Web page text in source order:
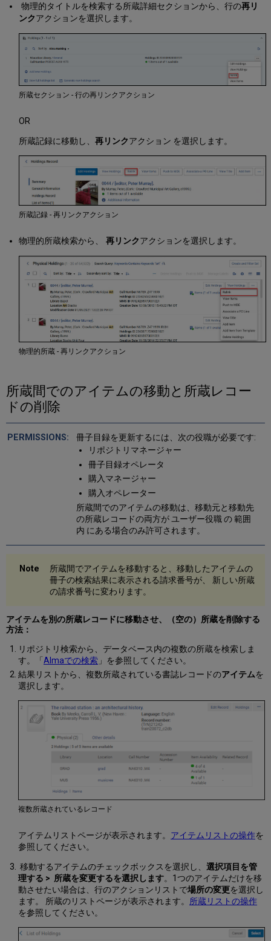
物理的タイトルを検索する所蔵詳細セクションから、行の再リ
ンクアクションを選択します。
所蔵セクション - 行の再リンクアクション
OR
所蔵記録に移動し、 再リンクアクション を選択します。
所蔵記録 - 再リンクアクション
物理的所蔵検索から、 再リンクアクションを選択します。
物理的所蔵 - 再リンクアクション
所蔵間でのアイテムの移動と所蔵レコー
ドの削除
冊子目録を更新するには、次の役職が必要です:
リポジトリマネージャー
冊子目録オペレータ
購入マネージャー
購入オペレーター
所蔵間でのアイテムの移動は、移動元と移動先
の所蔵レコードの両方が ユーザー役職 の 範囲
内 にある場合のみ許可されます。
所蔵間でアイテムを移動すると、移動したアイテムの
冊子の検索結果に表示される請求番号が、 新しい所蔵
の請求番号に変わります。
アイテムを別の所蔵レコードに移動させ、（空の）所蔵を削除する
方法：
リポジトリ検索から、データベース内の複数の所蔵を検索しま
す。「 Almaでの検索」を参照してください。
結果リストから、複数所蔵されている書誌レコードのアイテムを
選択します。
複数所蔵されているレコード
アイテムリストページが表示されます。 アイテムリストの操作を
参照してください。
移動するアイテムのチェックボックスを選択し、 選択項目を管
理する > 所蔵を変更するを選択します。1つのアイテムだけを移
動させたい場合は、行のアクションリストで場所の変更を選択し
ます。 所蔵のリストページが表示されます。 所蔵リストの操作
を参照してください。